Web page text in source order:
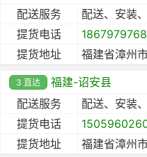
配送服务
配送、安装
提货电话
提货地址
福建省漳州
3 直达
福建-诏安县
配送服务
配送、安装
提货电话
提货地址
福建省漳州